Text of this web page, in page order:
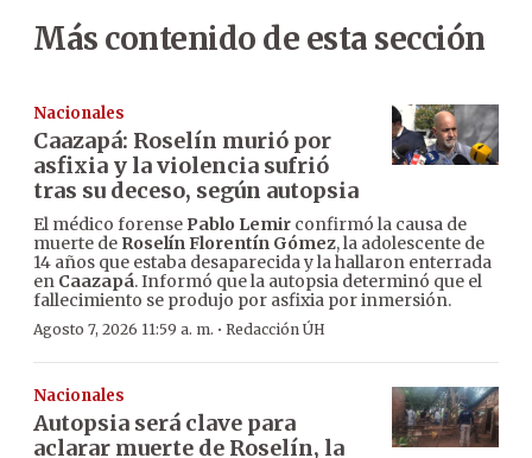
Más contenido de esta sección
Nacionales
Caazapá: Roselín murió por
asfixia y la violencia sufrió
tras su deceso, según autopsia
El médico forense Pablo Lemir confirmó la causa de
muerte de Roselín Florentín Gómez, la adolescente de
14 años que estaba desaparecida y la hallaron enterrada
en Caazapá. Informó que la autopsia determinó que el
fallecimiento se produjo por asfixia por inmersión.
Agosto 7, 2026 11:59 a. m. · Redacción ÚH
Nacionales
Autopsia será clave para
aclarar muerte de Roselín, la